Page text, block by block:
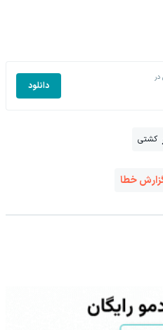
در
دانلود
کشتی
خطا